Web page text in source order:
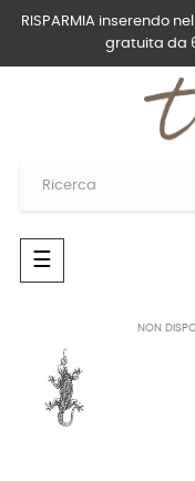
RISPARMIA inserendo
gratuita da
navigazione
Toggle
☰
NON